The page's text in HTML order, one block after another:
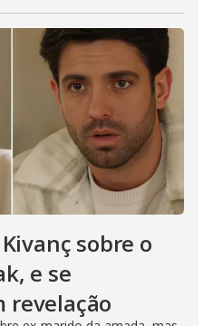
sobre o
e se
revelação